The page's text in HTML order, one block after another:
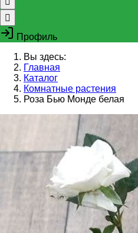
Профиль
Вы здесь:
Главная
Каталог
Комнатные растения
Роза Бью Монде белая